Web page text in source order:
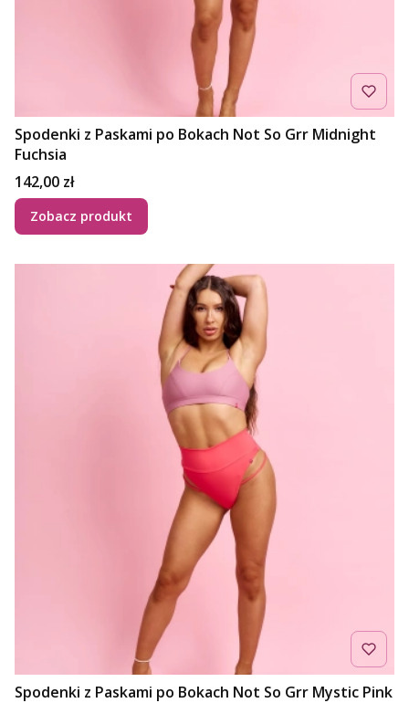
Spodenki z Paskami po Bokach Not So Grr Midnight
Fuchsia
Cena
142,00 zł
Zobacz produkt
Spodenki z Paskami po Bokach Not So Grr Mystic Pink